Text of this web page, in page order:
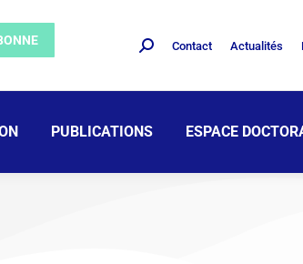
Contact Actualités
PUBLICATIONS ESPACE